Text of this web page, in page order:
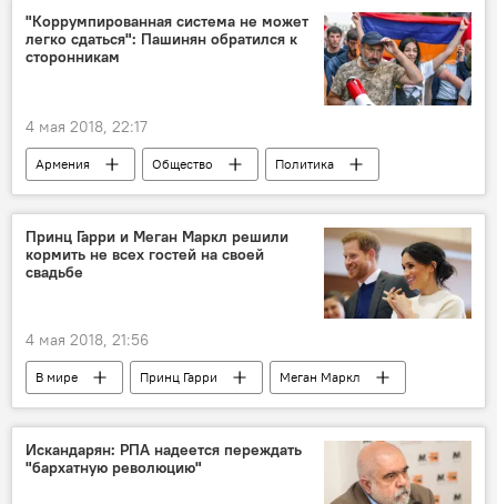
"Коррумпированная система не может
легко сдаться": Пашинян обратился к
сторонникам
4 мая 2018, 22:17
Армения Общество
Политика
система
Бархатная революция в Армении
Пашинян Никол
Принц Гарри и Меган Маркл решили
кормить не всех гостей на своей
свадьбе
4 мая 2018, 21:56
В мире Принц Гарри
Меган Маркл
свадьба
Искандарян: РПА надеется переждать
"бархатную революцию"